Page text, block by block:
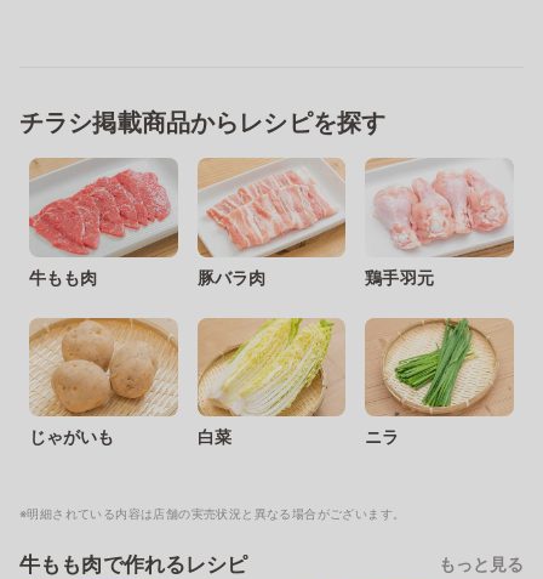
チラシ掲載商品からレシピを探す
牛もも肉 豚バラ肉 鶏手羽元
じゃがいも 白菜 ニラ
※明細されている内容は店舗の実売状況と異なる場合がございます。
牛もも肉で作れるレシピ もっと見る